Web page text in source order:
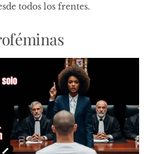
todos los frentes.